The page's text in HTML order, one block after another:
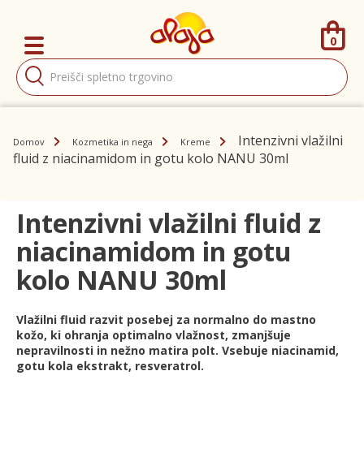
Products
search
0
Domov Kozmetika in nega Kreme
Intenzivni vlažilni
fluid z niacinamidom in gotu kolo NANU 30ml
Intenzivni vlažilni fluid z
niacinamidom in gotu
kolo NANU 30ml
Vlažilni fluid razvit posebej za normalno do mastno
kožo, ki ohranja optimalno vlažnost, zmanjšuje
nepravilnosti in nežno matira polt. Vsebuje niacinamid,
gotu kola ekstrakt, resveratrol.